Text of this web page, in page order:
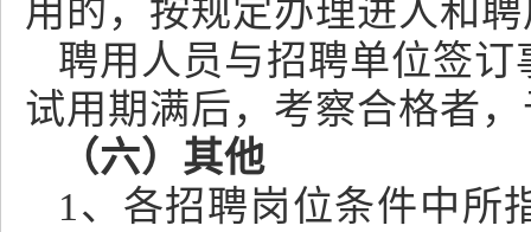
用的，按规定办理进人和
聘用人员与招聘单位签
试用期满后，考察合格者
（六）其他
1、各招聘岗位条件中所